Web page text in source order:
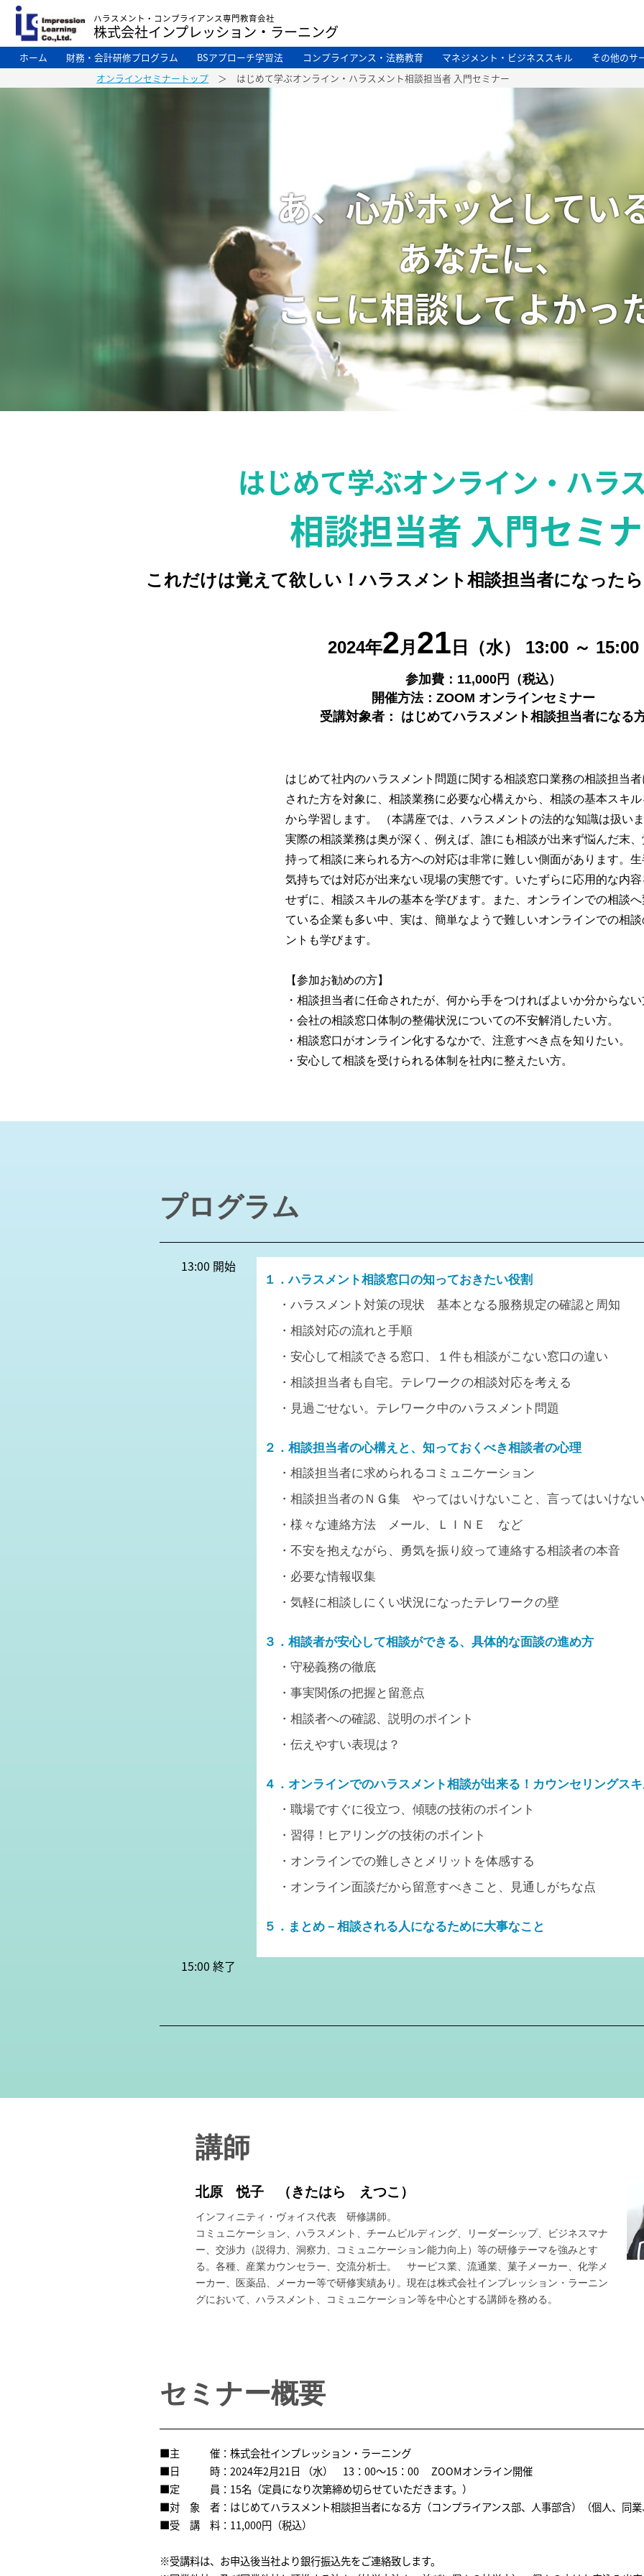
ハラスメント・コンプライアンス専門教育会社
株式会社インプレッション・ラーニング
ホーム 財務・会計研修プログラム BSアプローチ学習法 コンプライアンス・法務教育 マネジメント・ビジネススキル
その他のサ
オンラインセミナートップ ＞ はじめて学ぶオンライン・ハラスメント相談担当者 入門セミナー
あ、心がホッとしてい
あなたに、
ここに相談してよかっ
はじめて学ぶオンライン・ハラ
相談担当者 入門セミ
これだけは覚えて欲しい！ハラスメント相談担当者になった
2024年2月 21 日（水） 13:00 ～ 15:00
参加費：11,000円（税込）
開催方法：ZOOM オンラインセミナー
受講対象者：
はじめてハラスメント相談担当者になる
はじめて社内のハラスメント問題に関する相談窓口業務の相談担当
された方を対象に、相談業務に必要な心構えから、相談の基本スキ
から学習します。 （本講座では、ハラスメントの法的な知識は扱い
実際の相談業務は奥が深く、例えば、誰にも相談が出来ず悩んだ末
持って相談に来られる方への対応は非常に難しい側面があります。
気持ちでは対応が出来ない現場の実態です。いたずらに応用的な内
せずに、相談スキルの基本を学びます。また、オンラインでの相談
ている企業も多い中、実は、簡単なようで難しいオンラインでの相
ントも学びます。
【参加お勧めの方】
・相談担当者に任命されたが、何から手をつければよいか分からな
・会社の相談窓口体制の整備状況についての不安解消したい方。
・相談窓口がオンライン化するなかで、注意すべき点を知りたい。
・安心して相談を受けられる体制を社内に整えたい方。
プログラム
13:00 開始
１．ハラスメント相談窓口の知っておきたい役割
・ハラスメント対策の現状 基本となる服務規定の確認と周知
・相談対応の流れと手順
・安心して相談できる窓口、１件も相談がこない窓口の違い
・相談担当者も自宅。テレワークの相談対応を考える
・見過ごせない。テレワーク中のハラスメント問題
２．相談担当者の心構えと、知っておくべき相談者の心理
・相談担当者に求められるコミュニケーション
・相談担当者のＮＧ集 やってはいけないこと、言ってはいけな
・様々な連絡方法 メール、ＬＩＮＥ など
・不安を抱えながら、勇気を振り絞って連絡する相談者の本音
・必要な情報収集
・気軽に相談しにくい状況になったテレワークの壁
３．相談者が安心して相談ができる、具体的な面談の進め方
・守秘義務の徹底
・事実関係の把握と留意点
・相談者への確認、説明のポイント
・伝えやすい表現は？
４．オンラインでのハラスメント相談が出来る！カウンセリングス
・職場ですぐに役立つ、傾聴の技術のポイント
・習得！ヒアリングの技術のポイント
・オンラインでの難しさとメリットを体感する
・オンライン面談だから留意すべきこと、見通しがちな点
５．まとめ－相談される人になるために大事なこと
15:00 終了
講師
北原 悦子 （きたはら えつこ）
インフィニティ・ヴォイス代表 研修講師。
コミュニケーション、ハラスメント、チームビルディング、リーダーシップ、ビジネスマナ
ー、交渉力（説得力、洞察力、コミュニケーション能力向上）等の研修テーマを強みとす
る。各種、産業カウンセラー、交流分析士。 サービス業、流通業、菓子メーカー、化学メ
ーカー、医薬品、メーカー等で研修実績あり。現在は株式会社インプレッション・ラーニン
グにおいて、ハラスメント、コミュニケーション等を中心とする講師を務める。
セミナー概要
■主 催：株式会社インプレッション・ラーニング
■日 時：2024年2月21日 （水） 13：00～15：00 ZOOMオンライン開催
■定 員：15名（定員になり次第締め切らせていただきます。）
■対 象 者：はじめてハラスメント相談担当者になる方（コンプライアンス部、人事部含）（個人、同業
■受 講 料：11,000円（税込）
※受講料は、お申込後当社より銀行振込先をご連絡致します。